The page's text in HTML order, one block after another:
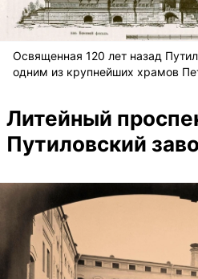
Освященная 120 лет назад
одним из крупнейших храмов
Литейный
Путиловский